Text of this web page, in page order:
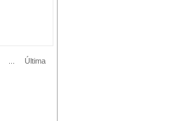
Última